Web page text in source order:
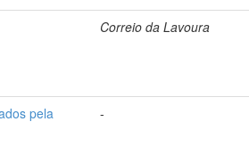
Correio da Lavoura
pela
-